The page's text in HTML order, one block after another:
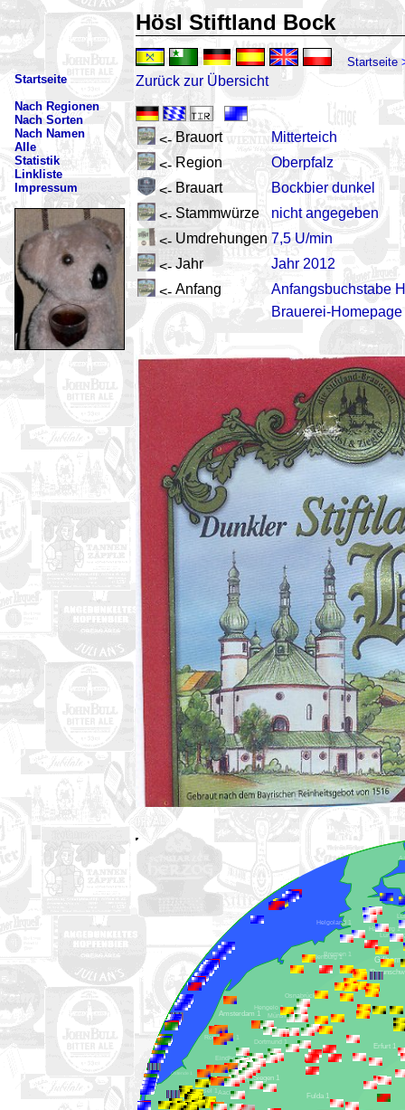
Hösl Stiftland Bock
Startseite
Startseite
Nach Regionen
Nach Sorten
Nach Namen
Alle
Statistik
Linkliste
Impressum
Zurück zur Übersicht
<- Brauort
Mitterteich
<- Region
Oberpfalz
<- Brauart
Bockbier dunkel
<- Stammwürze
nicht angegeben
<- Umdrehungen 7,5 U/min
<- Jahr
Jahr 2012
<- Anfang
Anfangsbuchstabe H
Brauerei-Homepage
Amsterdam 1
Brüssel 1
Hamburg 1
Hannover 1
Köln 1
Bremen 1
Erfurt 1
Lille 1
Eindhoven 1
Rotterdam 1
Fulda 1
Dortmund 1
Oldenburg 1
Osnabrück 1
Aachen 1
Münster 1
Siegen 1
Helgoland 1
Hengelo 1
Lüttich 1